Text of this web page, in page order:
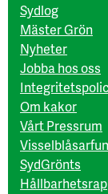
Sydlog
Mäster Grön
Nyheter
Jobba hos oss
Om kakor
Vårt Pressrum
SydGrönts